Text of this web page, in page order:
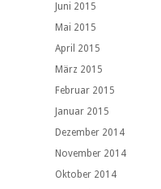
Juni 2015
Mai 2015
April 2015
März 2015
Februar 2015
Januar 2015
Dezember 2014
November 2014
Oktober 2014